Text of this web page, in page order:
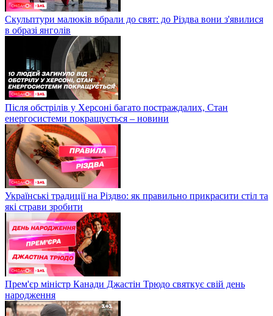
Скульптури малюків вбрали до свят: до Різдва вони з'явилися
в образі янголів
Після обстрілів у Херсоні багато постраждалих, Стан
енергосистеми покращується – новини
Українські традиції на Різдво: як правильно прикрасити стіл та
які страви зробити
Прем'єр міністр Канади Джастін Трюдо святкує свій день
народження